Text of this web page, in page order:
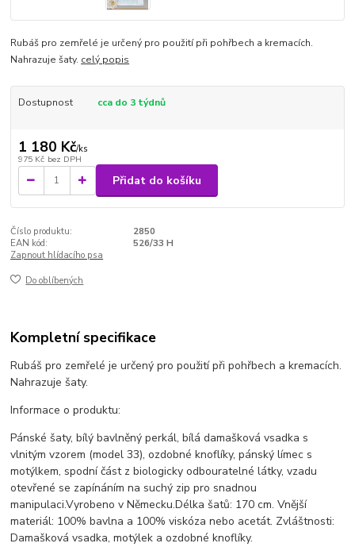
Rubáš pro zemřelé je určený pro použití při pohřbech a kremacích.
Nahrazuje šaty. celý popis
Dostupnost cca do 3 týdnů
1 180 Kč/ks
975 Kč bez DPH
Přidat do košíku
Číslo produktu:
2850
EAN kód:
526/33 H
Zapnout hlídacího psa
Do oblíbených
Kompletní specifikace
Rubáš pro zemřelé je určený pro použití při pohřbech a kremacích.
Nahrazuje šaty.
Informace o produktu:
Pánské šaty, bílý bavlněný perkál, bílá damašková vsadka s
vlnitým vzorem (model 33), ozdobné knoflíky, pánský límec s
motýlkem, spodní část z biologicky odbouratelné látky, vzadu
otevřené se zapínáním na suchý zip pro snadnou
manipulaci.Vyrobeno v Německu.Délka šatů: 170 cm. Vnější
materiál: 100% bavlna a 100% viskóza nebo acetát. Zvláštnosti:
Damašková vsadka, motýlek a ozdobné knoflíky.